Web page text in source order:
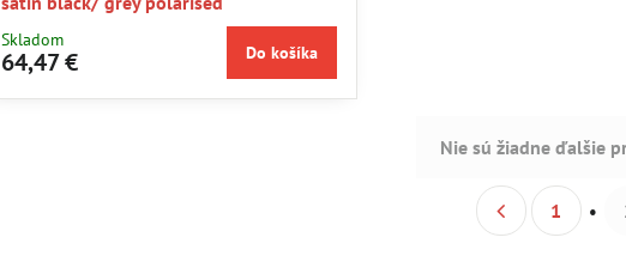
Skladom
64,47 € Do košíka
Nie sú žiadne ďalšie
1